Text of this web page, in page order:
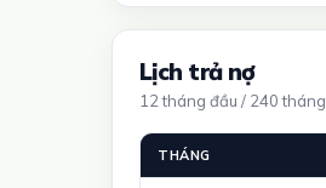
Lịch trả nợ
12 tháng đầu / 240 tháng
THÁNG